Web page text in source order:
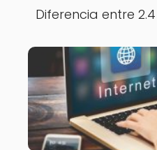
Diferencia entre 2.4